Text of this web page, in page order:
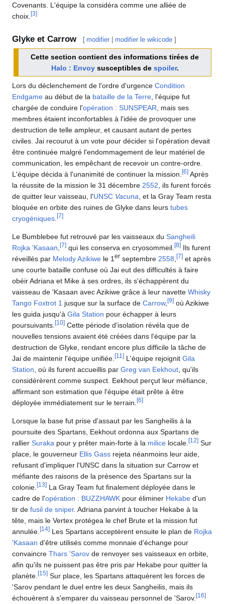
Covenants. L'équipe la considéra comme une alliée de
choix. [3]
Glyke et Carrow [ modifier |modifier le wikicode ]
Cette section contient des informations tirées de
Halo : Envoysusceptibles de spoiler.
Lors du déclenchement de l'ordre d'urgence Condition
Endgame au début de la bataille de la Terre , l'équipe fut
chargée de conduire l'opération : SUNSPEAR , mais ses
membres étaient inconfortables à l'idée de provoquer une
destruction de telle ampleur, et causant autant de pertes
civiles. Jai recourut à un vote pour décider si l'opération devait
être continuée malgré l'endommagement de leur matériel de
communication, les empêchant de recevoir un contre-ordre.
L'équipe décida à l'unanimité de continuer la mission. [6] Après
la réussite de la mission le 31 décembre 2552 , ils furent forcés
de quitter leur vaisseau, l'UNSC Vacuna , et la Gray Team resta
bloquée en orbite des ruines de Glyke dans leurs tubes
cryogéniques [7]
Le Bumblebee fut retrouvé par les vaisseaux du Sangheili
Rojka 'Kasaan [7] qui les conserva en cryosommeil. [8] Ils furent
réveillés par Melody Azikiwe le 1 er septembre 2558 [7] et après
une courte bataille confuse où Jai eut des difficultés à faire
obéir Adriana et Mike à ses ordres, ils s'échappèrent du
vaisseau de 'Kasaan avec Azikiwe grâce à leur navette Whisky
Tango Foxtrot 1 jusque sur la surface de Carrow, [9] où Azikiwe
les guida jusqu'à Gila Station pour échapper à leurs
poursuivants. [10] Cette période d'isolation révéla que de
nouvelles tensions avaient été créées dans l'équipe par la
destruction de Glyke, rendant encore plus difficile la tâche de
Jai de maintenir l'équipe unifiée. [11 ] L'équipe rejoignit Gila
Station , où ils furent accueillis par Greg van Eekhout , qu'ils
considérèrent comme suspect. Eekhout perçut leur méfiance,
affirmant son estimation que l'équipe était prête à être
déployée immédiatement sur le terrain. [6]
Lorsque la base fut prise d'assaut par les Sangheilis à la
poursuite des Spartans, Eekhout ordonna aux Spartans de
rallier Suraka pour y prêter main-forte à la milice locale. [12] Sur
place, le gouverneur Ellis Gass rejeta néanmoins leur aide,
refusant d'impliquer l'UNSC dans la situation sur Carrow et
méfiante des raisons de la présence des Spartans sur la
colonie. [13] La Gray Team fut finalement déployée dans le
cadre de l'opération : BUZZHAWK pour éliminer Hekabe d'un
tir de fusil de sniper. Adriana parvint à toucher Hekabe à la
tête, mais le Vertex protégea le chef Brute et la mission fut
annulée. [14] Les Spartans acceptèrent ensuite le plan de Rojka
'Kasaan d'être utilisés comme monnaie d'échange pour
convaincre Thars 'Sarov de renvoyer ses vaisseaux en orbite,
afin qu'ils ne puissent pas être pris par Hekabe pour quitter la
planète. [15] Sur place, les Spartans attaquèrent les forces de
'Sarov pendant le duel entre les deux Sangheilis, mais ils
échouèrent à s'emparer du vaisseau personnel de 'Sarov. [16]